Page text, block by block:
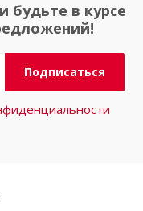
будьте в курсе